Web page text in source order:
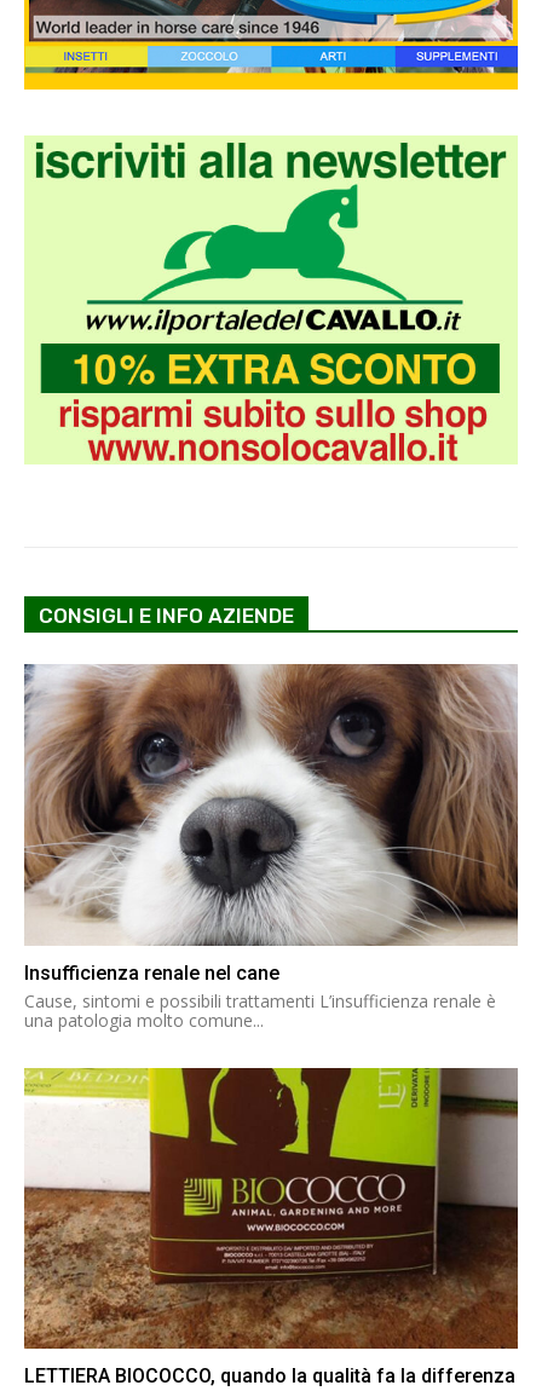
CONSIGLI E INFO AZIENDE
Insufficienza renale nel cane
Cause, sintomi e possibili trattamenti L’insufficienza renale è
una patologia molto comune...
LETTIERA BIOCOCCO, quando la qualità fa la differenza